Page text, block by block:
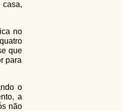
casa,
no
que
para
o
a
não